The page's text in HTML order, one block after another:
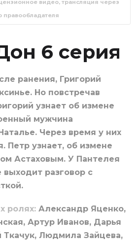
видео, трансляция через
правообладателя
6 серия
ранения, Григорий
Но повстречав
узнает об измене
мужчина
Через время у них
Петр узнает, об измене
Астаховым. У Пантелея
выходит разговор с
ролях: Александр Яценко,
Артур Иванов, Дарья
Ткачук, Людмила Зайцева,